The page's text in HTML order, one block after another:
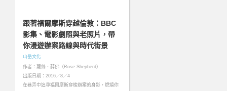
跟著福爾摩斯穿越倫敦：BBC
影集、電影劇照與老照片，帶
你漫遊辦案路線與時代街景
山岳文化
作者：蘿絲．薛佛（Rose Shepherd）
出版日期：2016／8／4
在巷弄中追尋福爾摩斯穿梭辦案的身影，燃燒你